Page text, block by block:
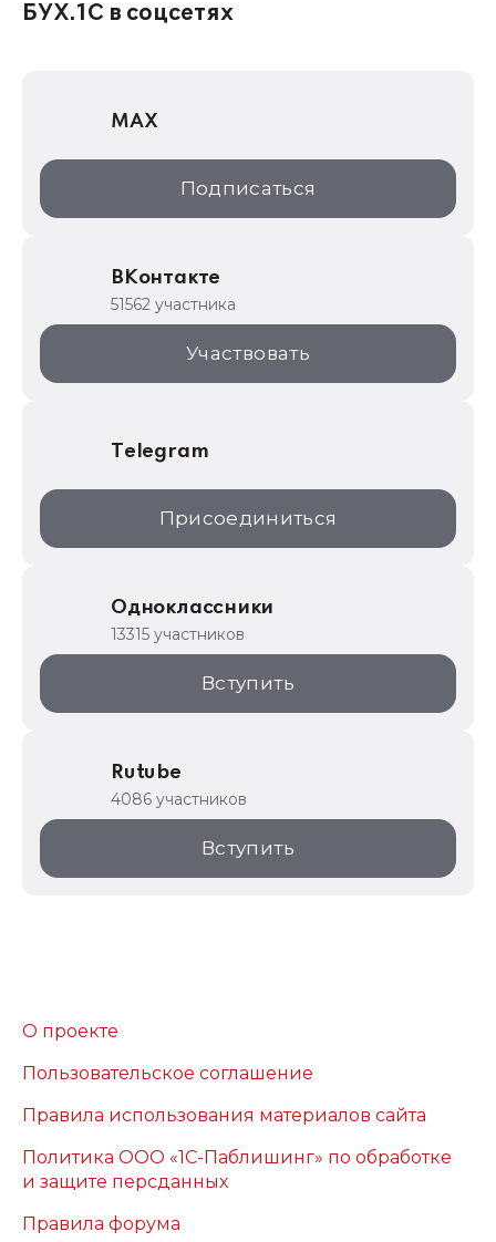
1С:Консалтинг
1С:Дистрибьюция
1С:Образование
ИТС.1C.ru
1С:Торговая площадка
БУХ.1С в соцсетях
MAX
Подписаться
ВКонтакте
51562 участника
Участвовать
Telegram
Присоединиться
Одноклассники
13315 участников
Вступить
Rutube
4086 участников
Вступить
О проекте
Пользовательское соглашение
Правила использования материалов сайта
Политика ООО «1С-Паблишинг» по обработке
и защите персданных
Правила форума